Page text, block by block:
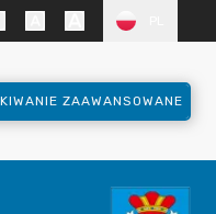
ZAAWANSOWANE